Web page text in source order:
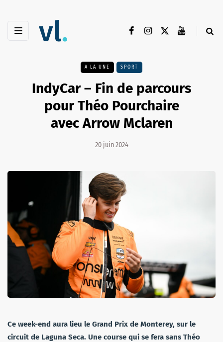
A LA UNE SPORT
IndyCar – Fin de parcours
pour Théo Pourchaire
avec Arrow Mclaren
20 juin 2024
Ce week-end aura lieu le Grand Prix de Monterey, sur le
circuit de Laguna Seca. Une course qui se fera sans Théo